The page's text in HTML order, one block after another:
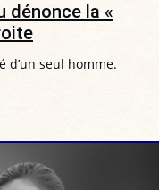
dénonce la «
d’un seul homme.